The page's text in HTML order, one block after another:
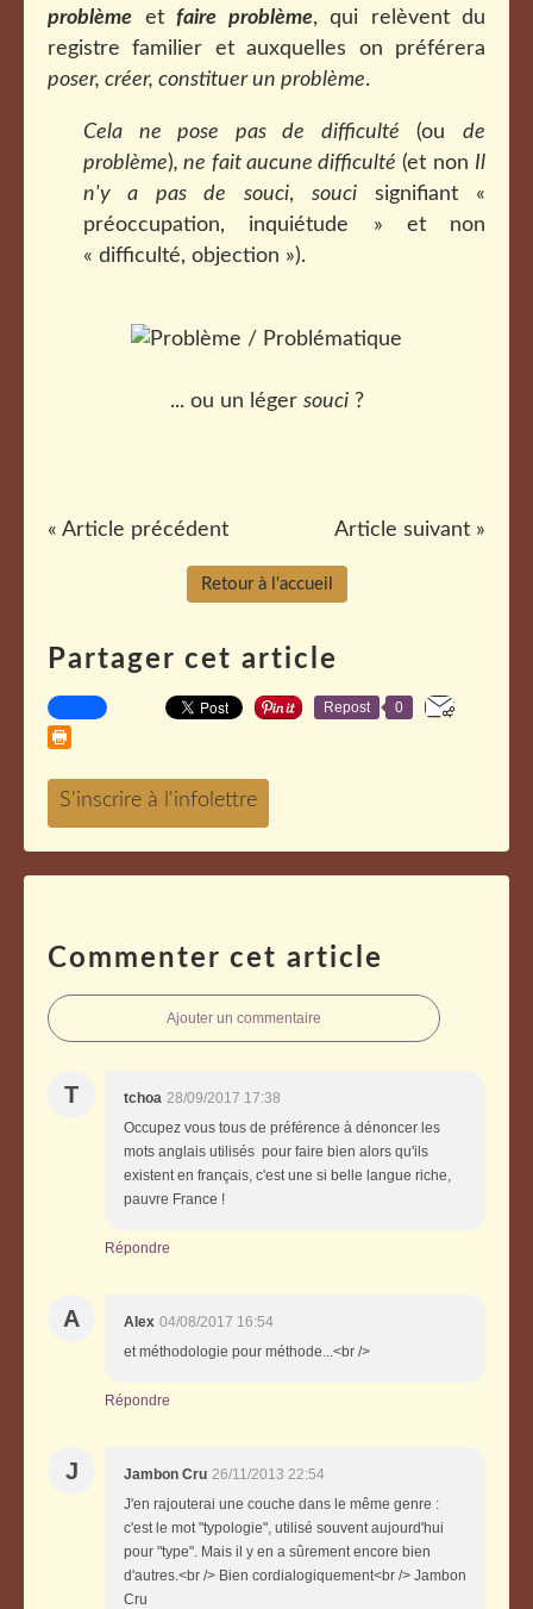
problème et faire problème, qui relèvent du
registre familier et auxquelles on préférera
poser, créer, constituer un problème.
Cela ne pose pas de difficulté (oude
problème), ne fait aucune difficulté (et non Il
n'y a pas de souci,souci signifiant «
préoccupation, inquiétude » et non
« difficulté, objection »).
... ou un léger souci?
« Article précédent Article suivant »
Retour à l'accueil
Partager cet article
Repost 0
Commenter cet article
Ajouter un commentaire
T tchoa 28/09/2017 17:38
Occupez vous tous de préférence à dénoncer les
mots anglais utilisés pour faire bien alors qu'ils
existent en français, c'est une si belle langue riche,
pauvre France !
Répondre
A Alex 04/08/2017 16:54
et méthodologie pour méthode...<br />
Répondre
J Jambon Cru 26/11/2013 22:54
J'en rajouterai une couche dans le même genre :
c'est le mot "typologie", utilisé souvent aujourd'hui
pour "type". Mais il y en a sûrement encore bien
d'autres.<br /> Bien cordialogiquement<br /> Jambon
Cru